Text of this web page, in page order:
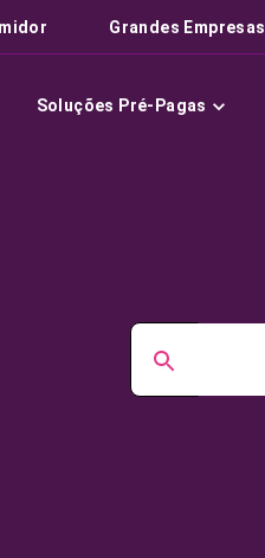
Grandes Empresas
Soluções Pré-Pagas